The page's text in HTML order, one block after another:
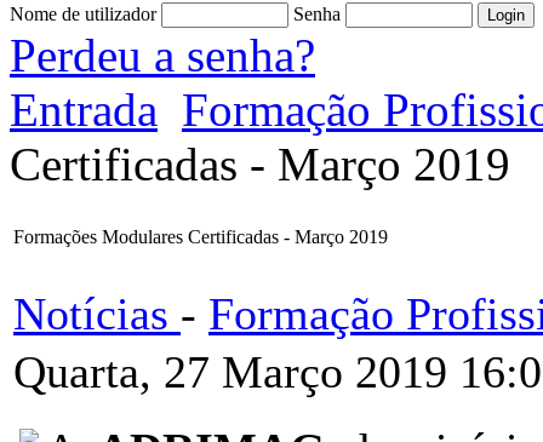
Nome de utilizador Senha
Perdeu a senha?
Entrada Formação
Certificadas - Março 2019
Formações Modulares Certificadas - Março 2019
Notícias - Formação
Quarta, 27 Março 2019